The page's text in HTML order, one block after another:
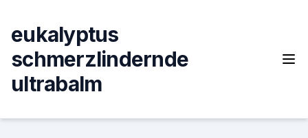
content
eukalyptus
schmerzlindernde
ultrabalm